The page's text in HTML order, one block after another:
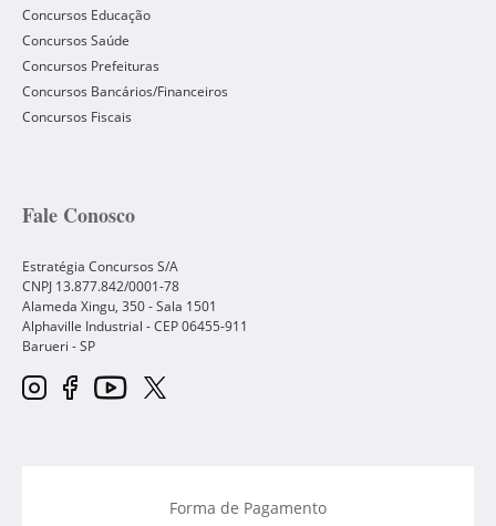
Concursos Educação
Concursos Saúde
Concursos Prefeituras
Concursos Bancários/Financeiros
Concursos Fiscais
Fale Conosco
Estratégia Concursos S/A
CNPJ 13.877.842/0001-78
Alameda Xingu, 350 - Sala 1501
Alphaville Industrial - CEP06455-911
Barueri -SP
Forma de Pagamento